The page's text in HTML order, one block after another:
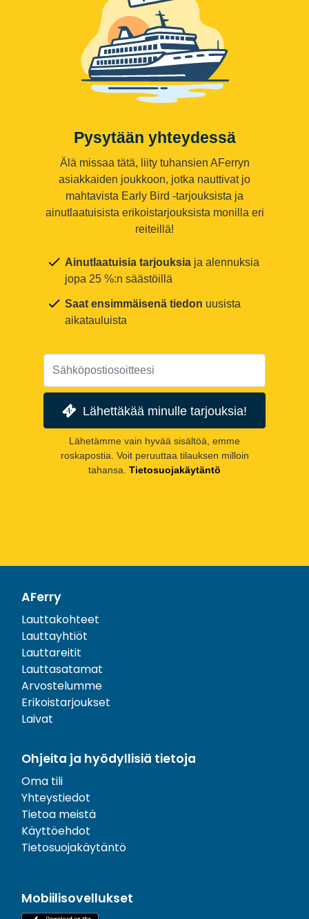
Pysytään yhteydessä
Älä missaa tätä, liity tuhansien AFerryn
asiakkaiden joukkoon, jotka nauttivat jo
mahtavista Early Bird -tarjouksista ja
ainutlaatuisista erikoistarjouksista monilla eri
reiteillä!
Ainutlaatuisia tarjouksia ja alennuksia
jopa 25 %:n säästöillä
Saat ensimmäisenä tiedon uusista
aikatauluista
Lähettäkää minulle tarjouksia!
Lähetämme vain hyvää sisältöä, emme
roskapostia. Voit peruuttaa tilauksen milloin
tahansa. Tietosuojakäytäntö
AFerry
Lauttakohteet
Lauttayhtiöt
Lauttareitit
Lauttasatamat
Arvostelumme
Erikoistarjoukset
Laivat
Ohjeita ja hyödyllisiä tietoja
Oma tili
Yhteystiedot
Tietoa meistä
Käyttöehdot
Tietosuojakäytäntö
Mobiilisovellukset